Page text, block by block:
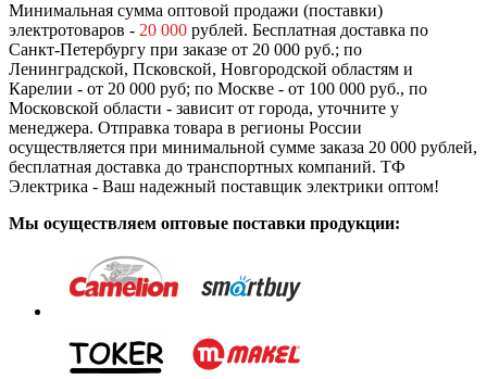
Минимальная сумма оптовой продажи (поставки)
электротоваров - 20 000 рублей. Бесплатная доставка по
Санкт-Петербургу при заказе от 20 000 руб.; по
Ленинградской, Псковской, Новгородской областям и
Карелии - от 20 000 руб; по Москве - от 100 000 руб., по
Московской области - зависит от города, уточните у
менеджера. Отправка товара в регионы России
осуществляется при минимальной сумме заказа 20 000 рублей,
бесплатная доставка до транспортных компаний. ТФ
Электрика - Ваш надежный поставщик электрики оптом!
Мы осуществляем оптовые поставки продукции: